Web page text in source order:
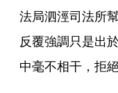
法局泗涇司法所
反覆強調只是出
中毫不相干，拒